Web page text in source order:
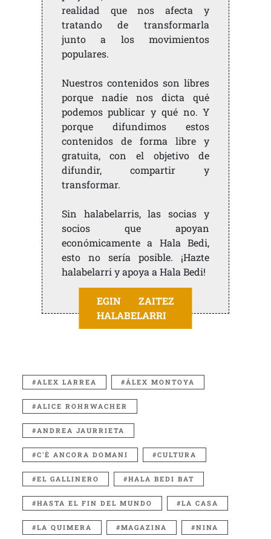
realidad que nos afecta y
tratando de transformarla
junto a los movimientos
populares.
Nuestros contenidos son libres
porque nadie nos dicta qué
podemos publicar y qué no. Y
porque difundimos estos
contenidos de forma libre y
gratuita, con el objetivo de
difundir, compartir y
transformar.
Sin halabelarris, las socias y
socios que apoyan
económicamente a Hala Bedi,
esto no sería posible. ¡Hazte
halabelarri y apoya a Hala Bedi!
EGIN ZAITEZ
HALABELARRI
ALEX LARREA ÁLEX MONTOYA
ALICE ROHRWACHER
ANDREA JAURRIETA
C'È ANCORA DOMANI CULTURA
EL GALLINERO HALA BEDI BAT
HASTA EL FIN DEL MUNDO LA CASA
LA QUIMERA MAGAZINA NINA